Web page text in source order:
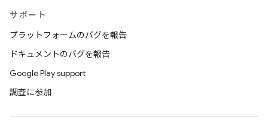
サポート
プラットフォームのバグを報告
ドキュメントのバグを報告
Google Play support
調査に参加